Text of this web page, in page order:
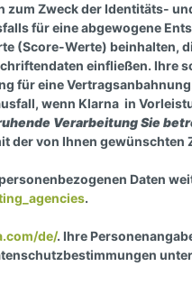
Zweck der Identitäts-
für eine abgewogene
(Score-Werte)
einfließen. Ihre
eine
wenn Klarna in
Verarbeitung Sie
der von Ihnen
Daten
.
de/. Ihre
unter